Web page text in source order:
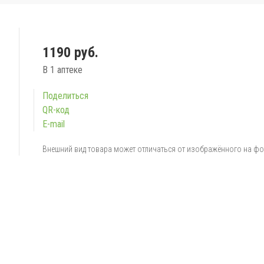
1190 руб.
В 1 аптеке
Поделиться
QR-код
E-mail
Внешний вид товара может отличаться от изображённого на